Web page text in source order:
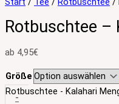
Rotbuschtee –
ab 4,95€
Größe
-
Rotbuschtee - Kalahari